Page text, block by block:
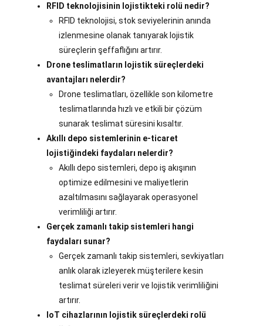
RFID teknolojisinin lojistikteki rolü nedir?
RFID teknolojisi, stok seviyelerinin anında
izlenmesine olanak tanıyarak lojistik
süreçlerin şeffaflığını artırır.
Drone teslimatların lojistik süreçlerdeki
avantajları nelerdir?
Drone teslimatları, özellikle son kilometre
teslimatlarında hızlı ve etkili bir çözüm
sunarak teslimat süresini kısaltır.
Akıllı depo sistemlerinin e-ticaret
lojistiğindeki faydaları nelerdir?
Akıllı depo sistemleri, depo iş akışının
optimize edilmesini ve maliyetlerin
azaltılmasını sağlayarak operasyonel
verimliliği artırır.
Gerçek zamanlı takip sistemleri hangi
faydaları sunar?
Gerçek zamanlı takip sistemleri, sevkiyatları
anlık olarak izleyerek müşterilere kesin
teslimat süreleri verir ve lojistik verimliliğini
artırır.
IoT cihazlarının lojistik süreçlerdeki rolü